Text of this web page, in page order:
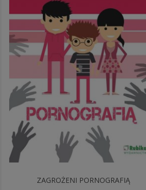
ZAGROŻENI PORNOGRAFIĄ